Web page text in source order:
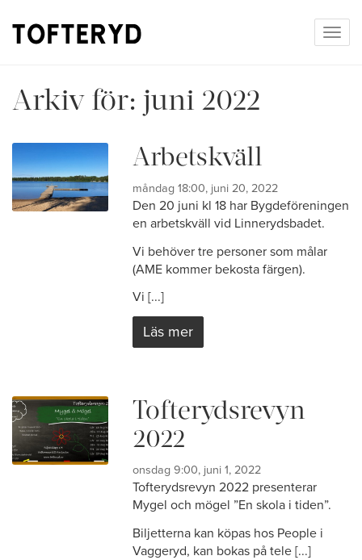
Arkiv för: juni 2022
Arbetskväll
måndag 18:00, juni 20, 2022
Den 20 juni kl 18 har Bygdeföreningen
en arbetskväll vid Linnerydsbadet.
Vi behöver tre personer som målar
(AME kommer bekosta färgen).
Vi [...]
Läs mer
Tofterydsrevyn
2022
onsdag 9:00, juni 1, 2022
Tofterydsrevyn 2022 presenterar
Mygel och mögel ”En skola i tiden”.
Biljetterna kan köpas hos People i
Vaggeryd, kan bokas på tele [...]